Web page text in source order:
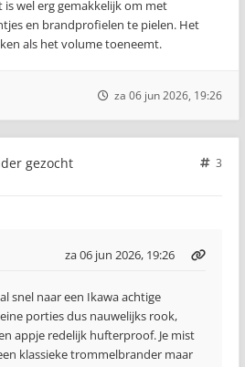
wel erg gemakkelijk om met
en brandprofielen te pielen. Het
als het volume toeneemt.
za 06 jun 2026, 19:26
gezocht
3
za 06 jun 2026, 19:26
snel naar een Ikawa achtige
porties dus nauwelijks rook,
appje redelijk hufterproof. Je mist
klassieke trommelbrander maar